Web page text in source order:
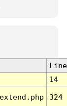
Line
14
324